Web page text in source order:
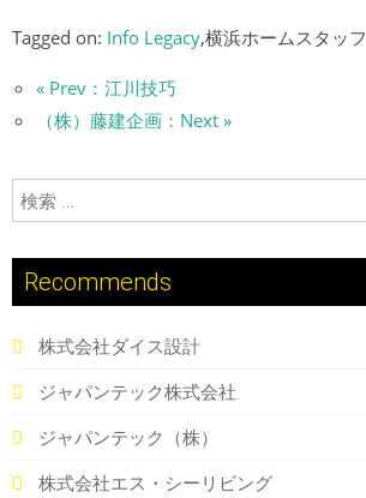
Tagged on: Info Legacy,横浜ホームスタッフ
« Prev：江川技巧
（株）藤建企画：Next »
検索:
Recommends
株式会社ダイス設計
ジャパンテック株式会社
ジャパンテック（株）
株式会社エス・シーリビング